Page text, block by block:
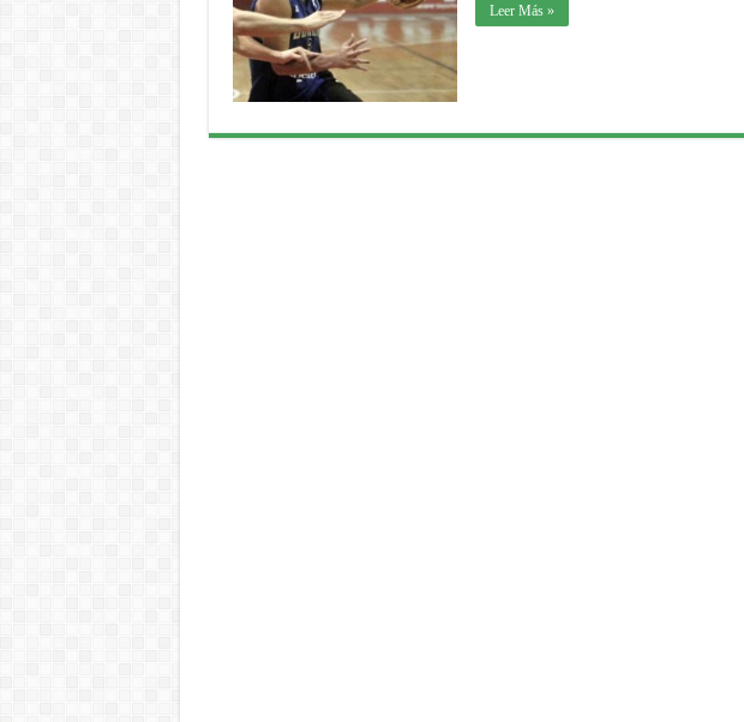
Leer Más »